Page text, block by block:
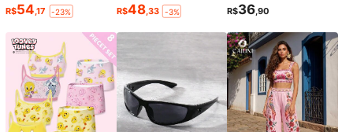
R$54 ,17 -23% R$48,33 -3% R$36 ,90